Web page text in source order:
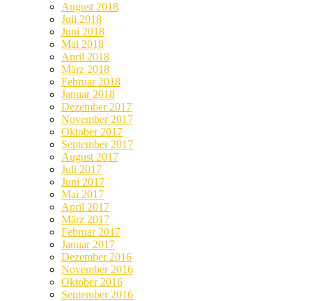
August 2018
Juli 2018
Juni 2018
Mai 2018
April 2018
März 2018
Februar 2018
Januar 2018
Dezember 2017
November 2017
Oktober 2017
September 2017
August 2017
Juli 2017
Juni 2017
Mai 2017
April 2017
März 2017
Februar 2017
Januar 2017
Dezember 2016
November 2016
Oktober 2016
September 2016